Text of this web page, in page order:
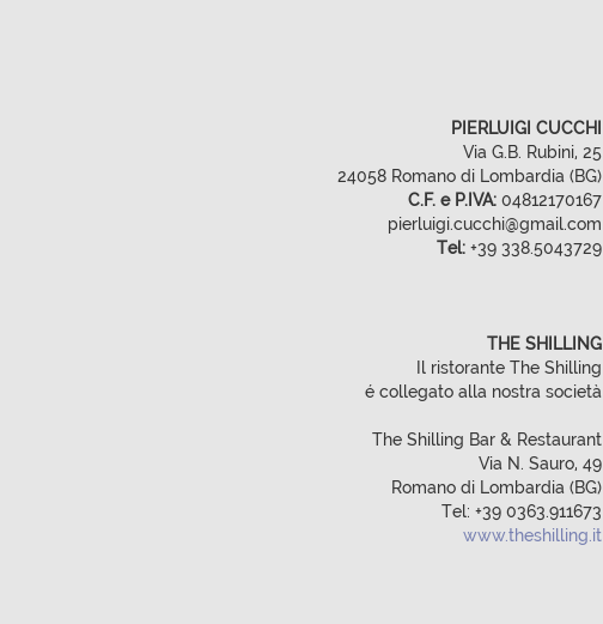
PIERLUIGI CUCCHI
Via G.B. Rubini, 25
24058 Romano di Lombardia (BG)
C.F. e P.IVA:04812170167
pierluigi.cucchi@gmail.com
Tel:+39 338.5043729
THE SHILLING
Il ristorante The Shilling
é collegato alla nostra società
The Shilling Bar & Restaurant
Via N. Sauro, 49
Romano di Lombardia (BG)
Tel: +39 0363.911673
www.theshilling.it